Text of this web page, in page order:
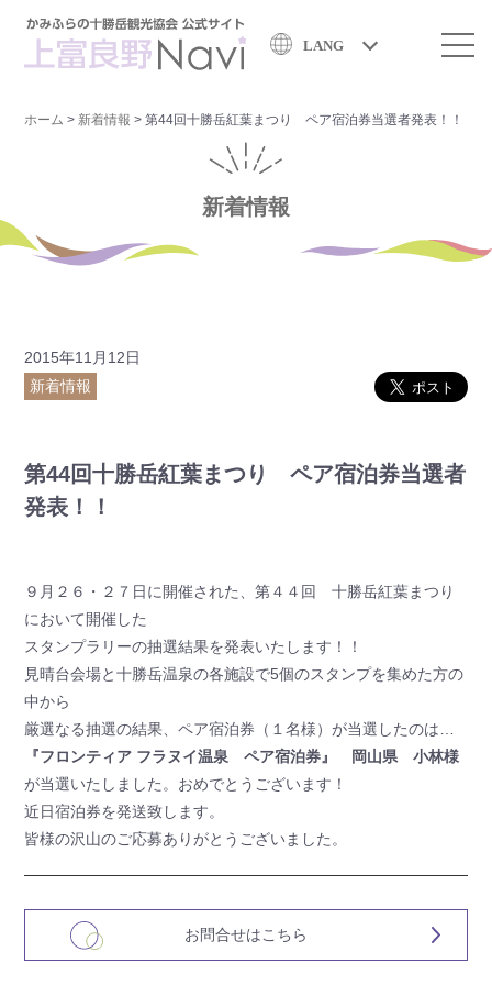
LANG
ホーム > 新着情報 >第44回十勝岳紅葉まつり ペア宿泊券当選者発表！！
新着情報
2015年11月12日
新着情報
第44回十勝岳紅葉まつり ペア宿泊券当選者
発表！！
９月２６・２７日に開催された、第４４回 十勝岳紅葉まつり
において開催した
スタンプラリーの抽選結果を発表いたします！！
見晴台会場と十勝岳温泉の各施設で5個のスタンプを集めた方の
中から
厳選なる抽選の結果、ペア宿泊券（１名様）が当選したのは…
『フロンティア フラヌイ温泉 ペア宿泊券』 岡山県 小林様
が当選いたしました。おめでとうございます！
近日宿泊券を発送致します。
皆様の沢山のご応募ありがとうございました。
お問合せはこちら